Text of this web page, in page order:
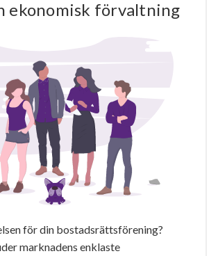
ekonomisk förvaltning
för din bostadsrättsförening?
marknadens enklaste